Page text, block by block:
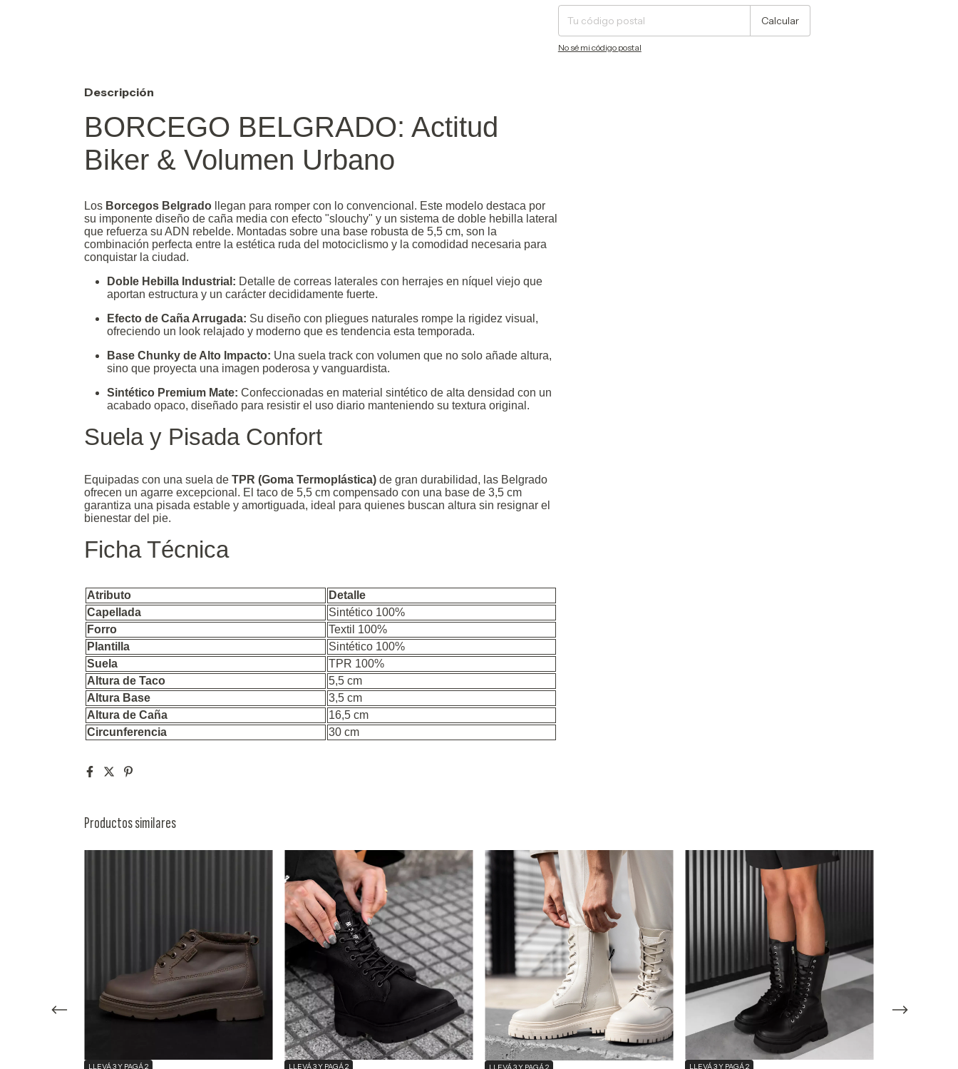
Calcular
No sé mi código postal
Descripción
BORCEGO BELGRADO: Actitud
Biker & Volumen Urbano
Los Borcegos Belgrado llegan para romper con lo convencional. Este modelo destaca por
su imponente diseño de caña media con efecto "slouchy" y un sistema de doble hebilla lateral
que refuerza su ADN rebelde. Montadas sobre una base robusta de 5,5 cm, son la
combinación perfecta entre la estética ruda del motociclismo y la comodidad necesaria para
conquistar la ciudad.
Doble Hebilla Industrial: Detalle de correas laterales con herrajes en níquel viejo que
aportan estructura y un carácter decididamente fuerte.
Efecto de Caña Arrugada: Su diseño con pliegues naturales rompe la rigidez visual,
ofreciendo un look relajado y moderno que es tendencia esta temporada.
Base Chunky de Alto Impacto: Una suela track con volumen que no solo añade altura,
sino que proyecta una imagen poderosa y vanguardista.
Sintético Premium Mate: Confeccionadas en material sintético de alta densidad con un
acabado opaco, diseñado para resistir el uso diario manteniendo su textura original.
Suela y Pisada Confort
Equipadas con una suela de TPR (Goma Termoplástica) de gran durabilidad, las Belgrado
ofrecen un agarre excepcional. El taco de 5,5 cm compensado con una base de 3,5 cm
garantiza una pisada estable y amortiguada, ideal para quienes buscan altura sin resignar el
bienestar del pie.
Ficha Técnica
Atributo
Detalle
Capellada
Sintético 100%
Forro
Textil 100%
Plantilla
Sintético 100%
Suela
TPR 100%
Altura de Taco
5,5 cm
Altura Base
3,5 cm
Altura de Caña
16,5 cm
Circunferencia
30 cm
Productos similares
LLEVÁ 3 Y PAGÁ 2 LLEVÁ 3 Y PAGÁ 2 LLEVÁ 3 Y PAGÁ 2 LLEVÁ 3 Y PAGÁ 2